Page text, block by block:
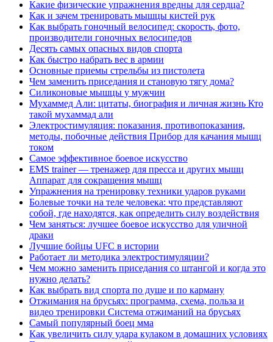
Какие физические упражнения вредны для сердца?
Как и зачем тренировать мышцы кистей рук
Как выбрать гоночный велосипед: скорость, фото,
производители гоночных велосипедов
Десять самых опасных видов спорта
Как быстро набрать вес в армии
Основные приемы стрельбы из пистолета
Чем заменить приседания и становую тягу дома?
Силиконовые мышцы у мужчин
Мухаммед Али: цитаты, биография и личная жизнь Кто
такой мухаммад али
Электростимуляция: показания, противопоказания,
методы, побочные действия Прибор для качания мышц
током
Самое эффективное боевое искусство
EMS trainer — тренажер для пресса и других мышц
Аппарат для сокращения мышц
Упражнения на тренировку техники ударов руками
Болевые точки на теле человека: что представляют
собой, где находятся, как определить силу воздействия
Чем заняться: лучшее боевое искусство для уличной
драки
Лучшие бойцы UFC в истории
Работает ли методика электростимуляции?
Чем можно заменить приседания со штангой и когда это
нужно делать?
Как выбрать вид спорта по душе и по карману
Отжимания на брусьях: программа, схема, польза и
видео тренировки Система отжиманий на брусьях
Самый популярный боец мма
Как увеличить силу удара кулаком в домашних условиях